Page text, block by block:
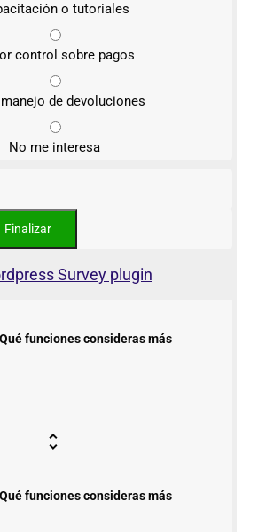
o tutoriales
control sobre pagos
de devoluciones
No me interesa
Survey plugin
funciones consideras más
funciones consideras más